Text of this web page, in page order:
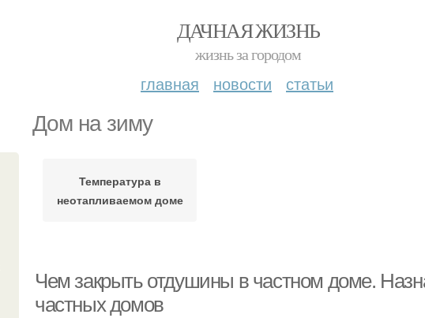
ДАЧНАЯ ЖИЗНЬ
жизнь за городом
главная новости статьи
Дом на зиму
Температура в
неотапливаемом доме
Чем закрыть отдушины в частном доме.
частных домов